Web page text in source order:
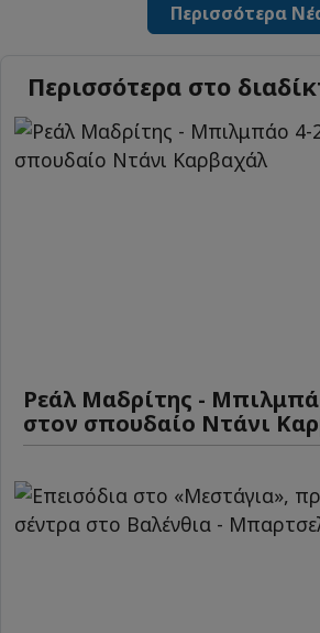
Περισσότερα
Περισσότερα στο
Ρεάλ Μαδρίτης -
στον σπουδαίο Ντάνι